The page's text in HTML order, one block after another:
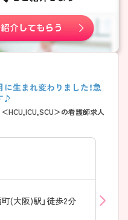
に生まれ変わりました！急
♪
HCU,ICU,SCU＞の看護師求人
(大阪)駅」徒歩2分